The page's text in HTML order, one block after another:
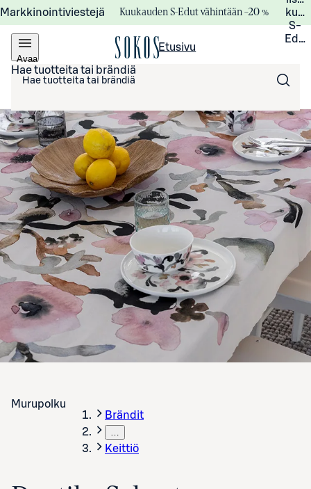
Markkinointiviestejä Kuukauden S-Edut vähintään –20 %
S-
Avaa
valikko
Etusivu
Hae tuotteita tai brändiä
Murupolku
Brändit
Keittiö